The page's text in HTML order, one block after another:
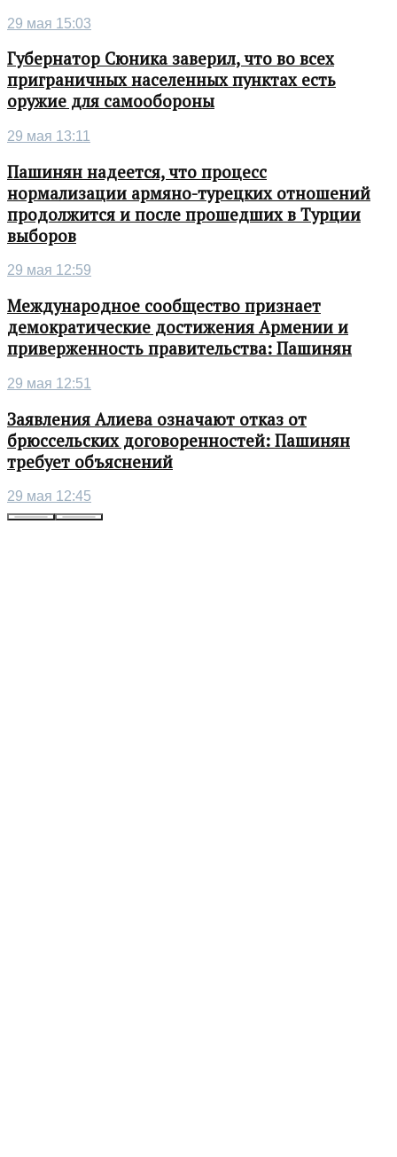
29 мая 15:03
Губернатор Сюника заверил, что во всех
приграничных населенных пунктах есть
оружие для самообороны
29 мая 13:11
Пашинян надеется, что процесс
нормализации армяно-турецких отношений
продолжится и после прошедших в Турции
выборов
29 мая 12:59
Международное сообщество признает
демократические достижения Армении и
приверженность правительства: Пашинян
29 мая 12:51
Заявления Алиева означают отказ от
брюссельских договоренностей: Пашинян
требует объяснений
29 мая 12:45